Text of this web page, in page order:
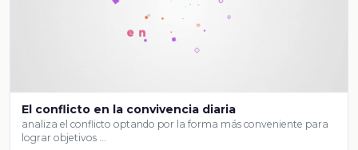
El conflicto en la convivencia diaria
analiza el conflicto optando por la forma más conveniente para
lograr objetivos …